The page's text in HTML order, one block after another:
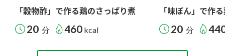
「穀物酢」で作る鶏のさっぱり煮
20 分 460 kcal
「味ぽん」で作
20 分